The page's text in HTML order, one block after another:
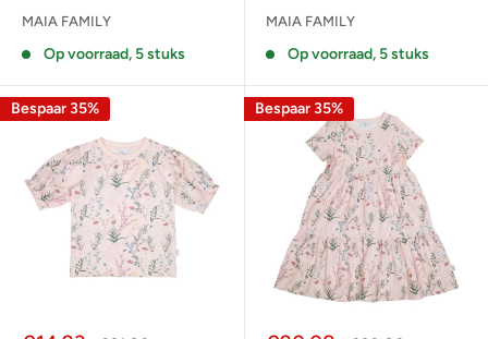
MAIA FAMILY
Op voorraad, 5 stuks
MAIA FAMILY
Op voorraad, 5 stuks
Bespaar 35% Bespaar 35%